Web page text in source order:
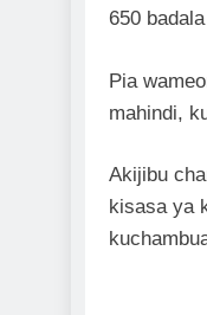
650
Pia
mahindi,
Akijibu
kisasa ya